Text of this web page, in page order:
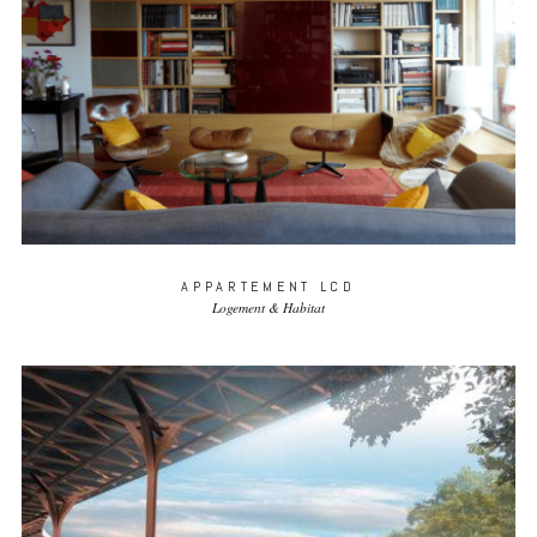
APPARTEMENT LCD
Logement & Habitat